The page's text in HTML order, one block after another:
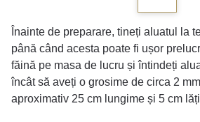
Înainte de preparare, tineți aluatul la
până când acesta poate fi ușor
făină pe masa de lucru și întindeți
încât să aveți o grosime de circa 2
aproximativ 25 cm lungime și 5 cm